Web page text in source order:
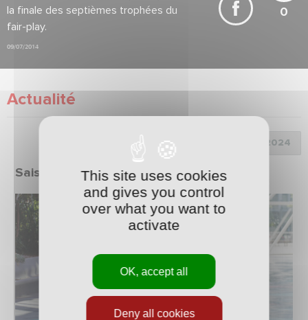
la finale des septièmes trophées du
fair-play.
09/07/2014
0
Actualité
Choix de la saison :
Saison 2023/2024This site uses cookies
and gives you control
over what you want to
activate
OK, accept all
Deny all cookies